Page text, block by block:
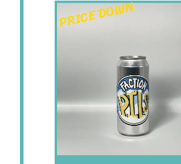
PRICE DOWN